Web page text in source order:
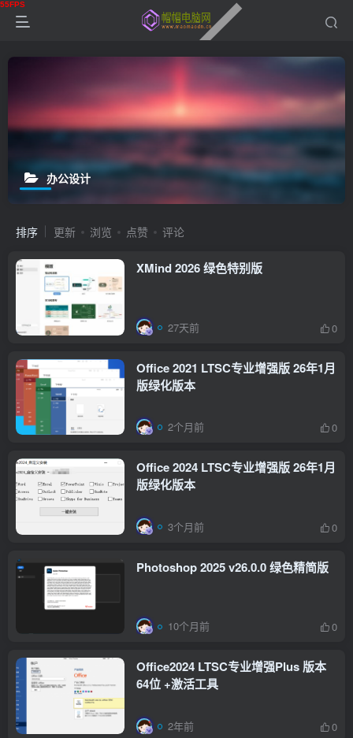
办公设计
排序 更新 浏览 点赞 评论
XMind 2026 绿色特别版
27天前 0
Office 2021 LTSC专业增强版 26年1月
版绿化版本
2个月前 0
Office 2024 LTSC专业增强版 26年1月
版绿化版本
3个月前 0
Photoshop 2025 v26.0.0 绿色精简版
10个月前 0
Office2024 LTSC专业增强Plus 版本
64位 +激活工具
2年前 0